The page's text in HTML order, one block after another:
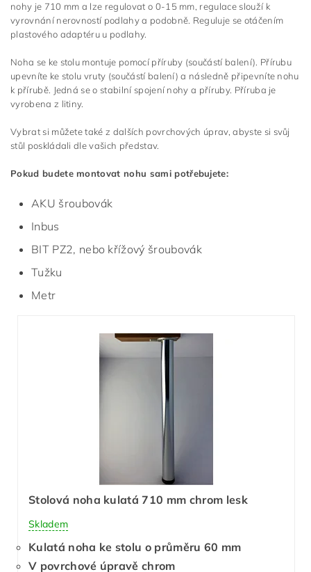
nohy je 710 mm a lze regulovat o 0-15 mm, regulace slouží k
vyrovnání nerovností podlahy a podobně. Reguluje se otáčením
plastového adaptéru u podlahy.
Noha se ke stolu montuje pomocí příruby (součástí balení). Přírubu
upevníte ke stolu vruty (součástí balení) a následně připevníte nohu
k přírubě. Jedná se o stabilní spojení nohy a příruby. Příruba je
vyrobena z litiny.
Vybrat si můžete také z dalších povrchových úprav, abyste si svůj
stůl poskládali dle vašich představ.
Pokud budete montovat nohu sami potřebujete:
AKU šroubovák
Inbus
BIT PZ2, nebo křížový šroubovák
Tužku
Metr
Stolová noha kulatá 710 mm chrom lesk
Skladem
Kulatá noha ke stolu o průměru 60 mm
V povrchové úpravě chrom